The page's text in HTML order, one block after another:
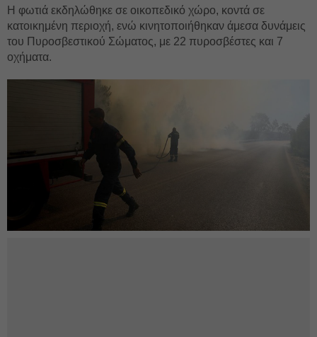
Η φωτιά εκδηλώθηκε σε οικοπεδικό χώρο, κοντά σε
κατοικημένη περιοχή, ενώ κινητοποιήθηκαν άμεσα δυνάμεις
του Πυροσβεστικού Σώματος, με 22 πυροσβέστες και 7
οχήματα.